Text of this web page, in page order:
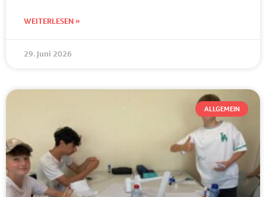
WEITERLESEN »
29. Juni 2026
ALLGEMEIN